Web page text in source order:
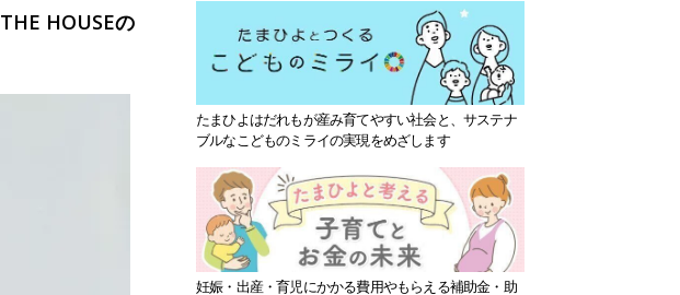
HOUSEの
たまひよはだれもが産み育てやすい社会と、サステナ
ブルなこどものミライの実現をめざします
妊娠・出産・育児にかかる費用やもらえる補助金・助